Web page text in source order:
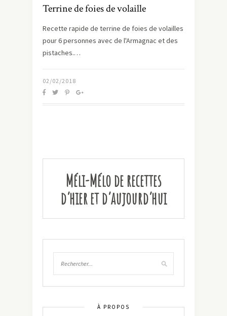
Terrine de foies de volaille
Recette rapide de terrine de foies de volailles
pour 6 personnes avec de l'Armagnac et des
pistaches.…
02/02/2018
Méli-Mélo de recettes
d’hier et d’aujourd’hui
À PROPOS